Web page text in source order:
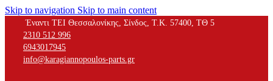
Skip to navigation Skip to main content
Έναντι ΤΕΙ Θεσσαλονίκης, Σίνδος, Τ.Κ. 57400, ΤΘ 5
2310 512 996
6943017945
info@karagiannopoulos-parts.gr